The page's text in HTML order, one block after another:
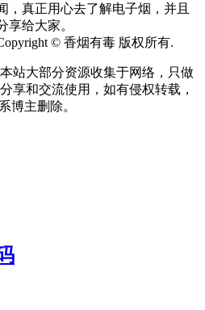
，真正用心去了解电子烟，并且
享给大家。
© 香烟有毒 版权所有.
本站大部分资源收集于网络，只做
分享和交流使用，如有侵权转载，
博主删除。